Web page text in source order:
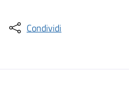
Condividi